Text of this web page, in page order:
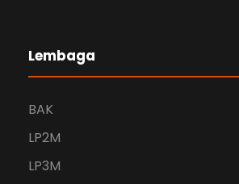
Lembaga
BAK
LP2M
LP3M